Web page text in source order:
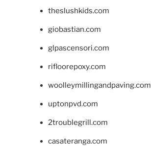
theslushkids.com
giobastian.com
glpascensori.com
rifloorepoxy.com
woolleymillingandpaving.com
uptonpvd.com
2troublegrill.com
casateranga.com